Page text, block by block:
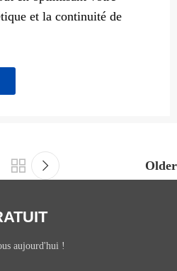
et la continuité de
Older
aujourd'hui !